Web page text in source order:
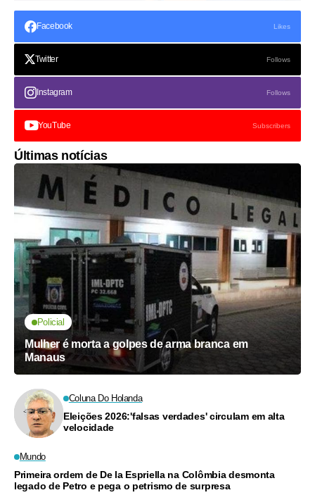
Facebook Likes
Twitter Follows
Instagram Follows
YouTube Subscribers
Últimas notícias
Policial
Mulher é morta a golpes de arma branca em
Manaus
Coluna Do Holanda
Eleições 2026:'falsas verdades' circulam em alta
velocidade
Mundo
Primeira ordem de De la Espriella na Colômbia desmonta
legado de Petro e pega o petrismo de surpresa